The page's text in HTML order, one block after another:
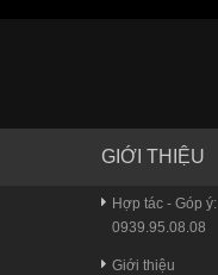
GIỚI THIỆU
Hợp tác - Góp ý:
0939.95.08.08
Giới thiệu